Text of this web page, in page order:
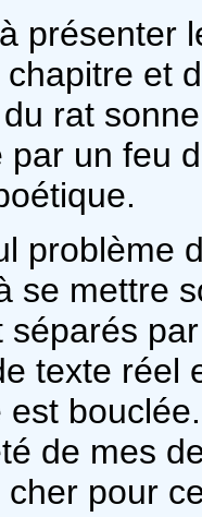
présenter
et
rat
par un feu
problème
se mettre
texte réel
de mes
pour